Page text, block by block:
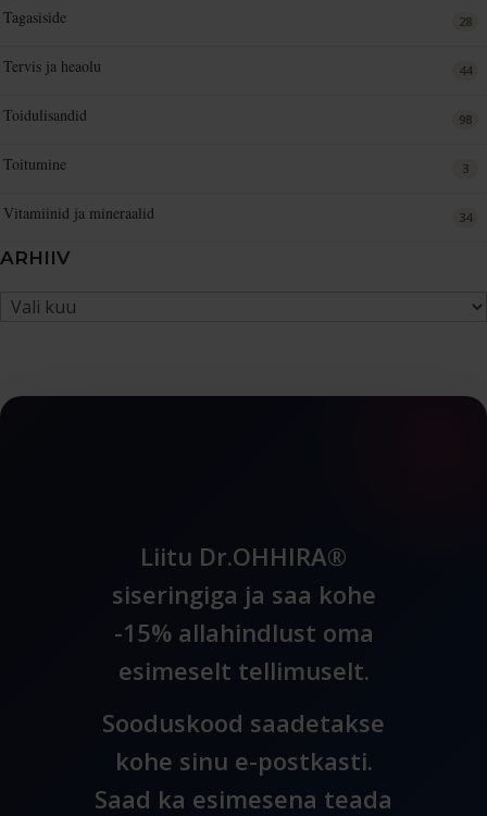
Tagasiside 28
Tervis ja heaolu 44
Toidulisandid 98
Toitumine 3
Vitamiinid ja mineraalid 34
ARHIIV
Arhiiv
Liitu Dr.OHHIRA®
siseringiga ja saa kohe
-15% allahindlust oma
esimeselt tellimuselt.
Sooduskood saadetakse
kohe sinu e-postkasti.
Saad ka esimesena teada